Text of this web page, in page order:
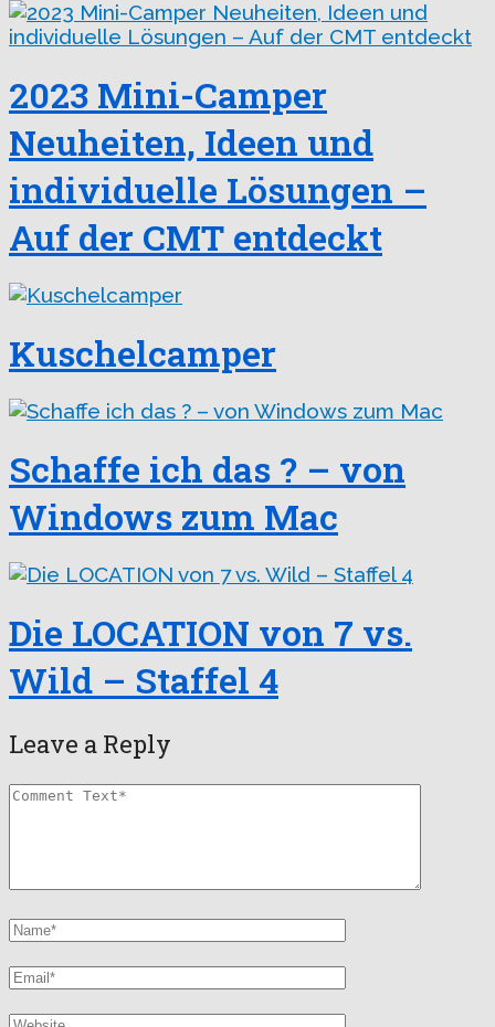
2023 Mini-Camper
Neuheiten, Ideen und
individuelle Lösungen –
Auf der CMT entdeckt
Kuschelcamper
Schaffe ich das ? – von
Windows zum Mac
Die LOCATION von 7 vs.
Wild – Staffel 4
Leave a Reply